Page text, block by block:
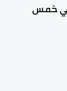
في خمس